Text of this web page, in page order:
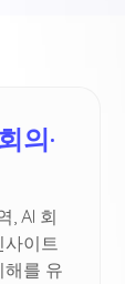
회의·
, AI 회
사이트
해를 유